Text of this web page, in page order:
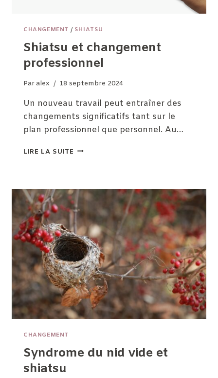
CHANGEMENT / SHIATSU
Shiatsu et changement
professionnel
Paralex 18 septembre 2024
Un nouveau travail peut entraîner des
changements significatifs tant sur le
plan professionnel que personnel. Au…
LIRE LA SUITE SHIATSU
CHANGEMENT
Syndrome du nid vide et
shiatsu